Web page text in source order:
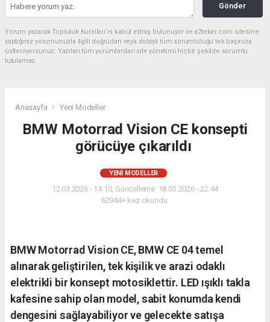
Gönder
Yorum yazarak Topluluk Kuralları’nı kabul etmiş bulunuyor ve a2teker.com sitesine
yaptığınız yorumunuzla ilgili doğrudan veya dolaylı tüm sorumluluğu tek başınıza
üstleniyorsunuz. Yazılan tüm yorumlardan site yönetimi hiçbir şekilde sorumlu
tutulamaz.
Anasayfa Yeni Modeller
BMW Motorrad Vision CE konsepti
görücüye çıkarıldı
YENI MODELLER
12.03.2026 - 14:10, Güncelleme: 18.03.2026 - 22:44
62944+ kez okundu.
BMW Motorrad Vision CE, BMW CE 04 temel
alınarak geliştirilen, tek kişilik ve arazi odaklı
elektrikli bir konsept motosiklettir. LED ışıklı takla
kafesine sahip olan model, sabit konumda kendi
dengesini sağlayabiliyor ve gelecekte satışa